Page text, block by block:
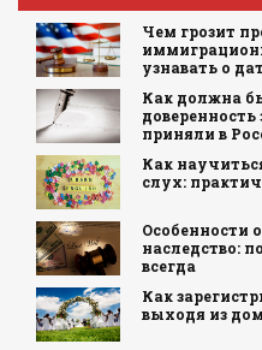
Чем грозит
узнавать о
Как должна
приняли в
Как
слух:
Особенности
наследство:
всегда
Как
выходя из